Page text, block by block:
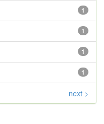
1
1
1
1
next >